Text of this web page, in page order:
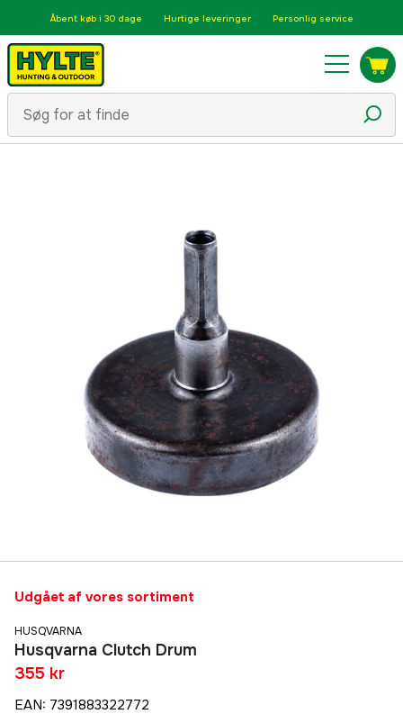
Åbent køb i 30 dage Hurtige leveringer Personlig service
Udgået af vores sortiment
HUSQVARNA
Husqvarna Clutch Drum
355 kr
EAN: 7391883322772